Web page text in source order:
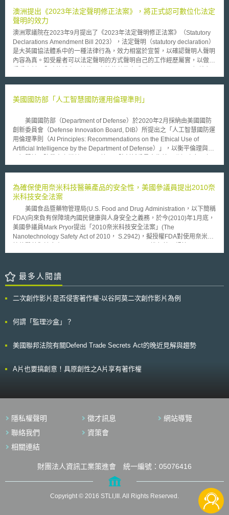
能源安全問題: 強化能力，克服2014年及2015年冬天將面臨的能源短缺問
題。 加強緊急應變措施，包括風險評估、偶發事件計畫以及維持既有的公
地區的能源產出 進一步發展能源科技 使提供能源的來源國家以及相關公共
設施多樣化 促進國家間能源政策的合作，並和外部交流。 其中，具體
的措施包括執委會利用能源安全壓力測試(energy security stress test)模擬
仿冬天天然氣供應短缺的問題，採用逆流(reverse flows)輸送、使用化石燃
短缺問題，作為其他國家之參考借鏡，值得觀察。
澳洲提出《2023年法定聲明修正法案》，將正式認可數位化法定
聲明的效力
澳洲眾議院在2023年9月提出了《2023年法定聲明修正法案》（Statutory
Declarations Amendment Bill 2023），法定聲明（statutory declaration）
是大英國協法體系中的一種法律行為，效力相當於宣誓，以確認聲明人聲明
內容為真。如受雇者可以法定聲明的方式聲明自己的工作經歷屬實，以做為
的法定聲明和傳統書面形式具有相同效力。 澳洲政府在Covid-19期間，為
時措施，但是這些臨時措施將會於2023年12月31日時效到期後失去效力。
步規定只有在經過核可並且授權的數位平臺（如myGov）才可以進行有效的
數位法定聲明。除此之外，使用者也需通過這些線上平臺的身分驗證（如
myGovID）後才能使用這一服務，以確認法定聲明發表人的身份並確保該聲
明之效力。 為了確保透明和釐清平臺的責任歸屬，該法案除了對數位平臺
民在做成法定聲明時提供另一個不受到地理、實體限制的選擇，這種改變讓
個人和企業藉由數位化平臺快速且不受實體距離影響完備所需的法律文件，
使他們能夠便捷的享有那些需要法定聲明的政府服務。 澳洲政府為了因應
社會變遷及數位時代的來臨，在法律體系中賦予數位形式明確效力，並且嘗
試建立起可信賴的數位平臺與路徑，其制度設計及後續影響，可以作為我國
推動國家數位轉型時的參考。
美國國防部「人工智慧國防運用倫理準則」
美國國防部（Department of Defense）於2020年2月採納由美國國防
創新委員會（Defense Innovation Board, DIB）所提出之「人工智慧國防運
用倫理準則（AI Principles: Recommendations on the Ethical Use of
Artificial Intelligence by the Department of Defense）」，以衡平倫理與人
獨立委員會，設置目的在於依美國新創科技，提供意見予美國國防部，與美
新委員會遂提出旨揭「人工智慧國防運用倫理準則」，以因應人工智慧於國
防之應用所產生之問題。 倫理準則適用於「戰爭或非戰爭用途之人工
無精確之範疇，只要「對於資訊有所處理並旨在達到所賦予任務之資訊系
統」，皆為本準則下之人工智慧。倫理準則指出，「人工智慧」與美國國防
部3000.09指令下之「自動化武器系統（Autonomous Weapon System）」
之定義不同，但有可能重疊，而所謂「自動化武器系統」為「一經人類選擇
如國際公約中之戰爭法（Law of War）即為本準則之傳統標準之一，舉例而
言，如人工智慧被裝置於武器中，其設計及應用應符合最小傷亡原則、避免
傷及無辜原則等。 除此之外，準則亦包含以下現代化對於人工智慧之
任；（2）對於目標之選擇或分類，應維持公平性，且不得有歧視性；（3）
序，此一工程標準以及資料保存程序應為一般具有專業知識之工程人員可據
以理解、分析、追蹤問題所在並加以改善；（4）「戰爭或非戰爭用途之人
之全部生命週期。
為確保使用奈米科技醫藥產品的安全性，美國參議員提出2010奈
米科技安全法案
美國食品暨藥物管理局(U.S. Food and Drug Administration，以下簡稱
FDA)向來負有保障境內國民健康與人身安全之義務，於今(2010)年1月底，
美國參議員Mark Pryor提出「2010奈米科技安全法案」(The
Nanotechnology Safety Act of 2010， S.2942)，擬授權FDA對使用奈米科
「2010奈米科技安全法案」規劃將在聯邦食品、藥物與化妝品管理法
技研究計畫」 (Nanotechnology Program)，透過設置研究計畫對FDA管轄
範圍內的產品展開調查，藉由研究進一步了解奈米材料對於生物體的作用與
等級劃分，建立以科學證據為基礎的資料庫，同時於內部單位設置奈米材料
管理規範上可供參考與遵循之依據，FDA將研究與分析奈米材料係如何被人
本法案若順利通過，FDA將對於使用奈米材料之醫藥品、醫療器材與食品添
費建立以科學證據為基礎的規範體系架構，確保以奈米材料為成分的醫藥健
康產品係安全有效，若無相關研究提供完善證據資料，將無從檢驗含有奈米
最多人閱讀
二次創作影片是否侵害著作權-以谷阿莫二次創作影片為例
何謂「監理沙盒」？
美國聯邦法院有關Defend Trade Secrets Act的晚近見解與趨勢
A片也要搞創意！具原創性之A片享有著作權
隱私權聲明 徵才訊息
網站導覽
聯絡我們
資策會
相關連結
財團法人資訊工業策進會 統一編號：05076416
Copyright © 2016 STLI,III. All Rights Reserved.